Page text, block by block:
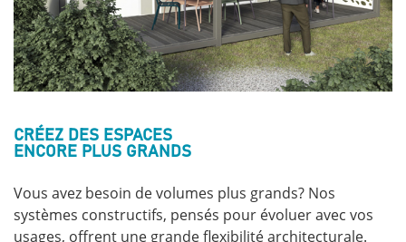
CRÉEZ DES ESPACES
ENCORE PLUS GRANDS
Vous avez besoin de volumes plus grands? Nos
systèmes constructifs, pensés pour évoluer avec vos
usages, offrent une grande flexibilité architecturale.